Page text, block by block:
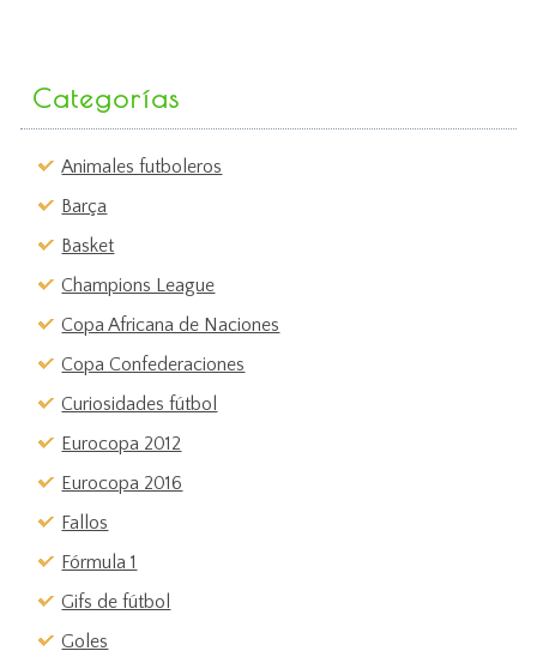
Categorías
Animales futboleros
Barça
Basket
Champions League
Copa Africana de Naciones
Copa Confederaciones
Curiosidades fútbol
Eurocopa 2012
Eurocopa 2016
Fallos
Fórmula 1
Gifs de fútbol
Goles